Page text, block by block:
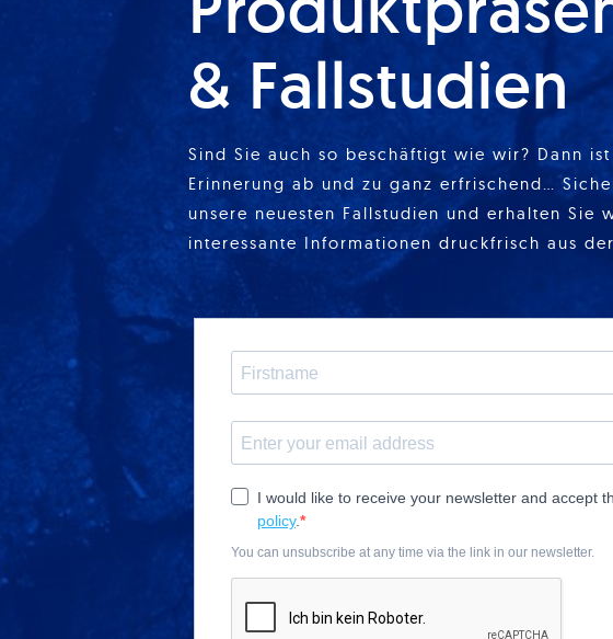
& Fallstudien
Sind Sie auch so beschäftigt wie wir? Dann
Erinnerung ab und zu ganz erfrischend…
unsere neuesten Fallstudien und erhalten Sie
interessante Informationen druckfrisch aus